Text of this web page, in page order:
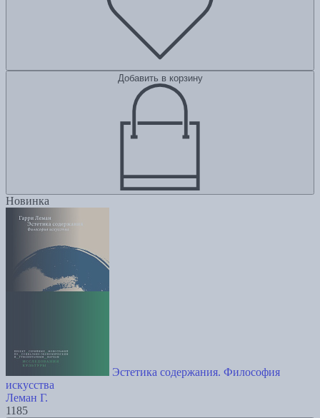
Добавить в корзину
Новинка
Эстетика содержания. Философия
искусства
Леман Г.
1185